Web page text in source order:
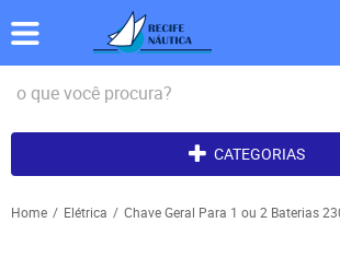
CATEGORIAS
Home Elétrica Chave Geral Para 1 ou 2 Baterias